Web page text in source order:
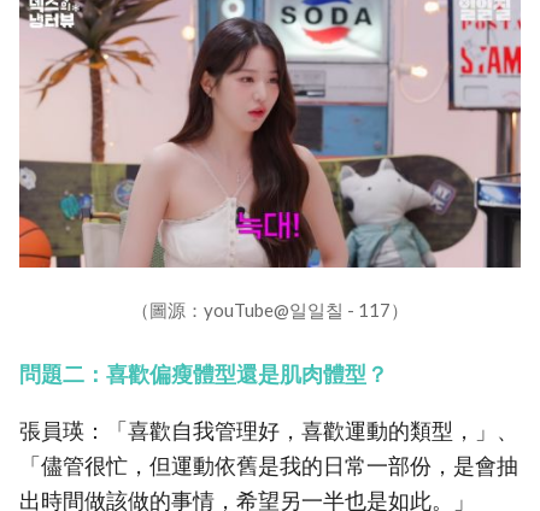
（圖源：youTube@일일칠 - 117）
問題二：喜歡偏瘦體型還是肌肉體型？
張員瑛：「喜歡自我管理好，喜歡運動的類型，」、
「儘管很忙，但運動依舊是我的日常一部份，是會抽
出時間做該做的事情，希望另一半也是如此。」